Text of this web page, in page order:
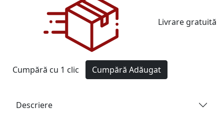
Livrare gratuită
Cumpără cu 1 clic Cumpără Adăugat
Descriere